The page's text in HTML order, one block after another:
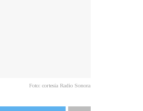
Foto: cortesía Radio Sonora